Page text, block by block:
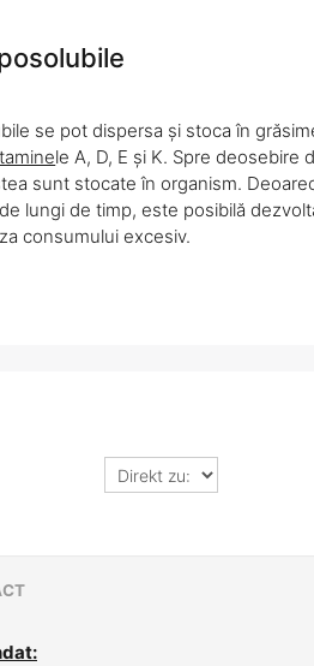
se pot dispersa și stoca în
le A, D, E și K. Spre deosebire
sunt stocate în organism.
lungi de timp, este posibilă
consumului excesiv.
Direkt
zu: